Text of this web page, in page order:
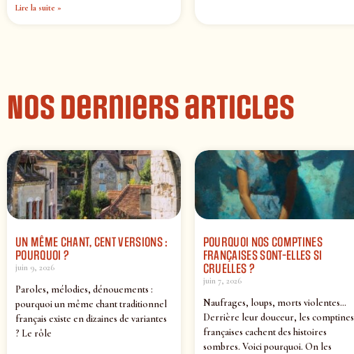
Lire la suite »
Nos derniers articles
UN MÊME CHANT, CENT VERSIONS :
POURQUOI ?
juin 9, 2026
Paroles, mélodies, dénouements :
pourquoi un même chant traditionnel
français existe en dizaines de variantes
? Le rôle
POURQUOI NOS COMPTINES
FRANÇAISES SONT-ELLES SI
CRUELLES ?
juin 7, 2026
Naufrages, loups, morts violentes…
Derrière leur douceur, les comptines
françaises cachent des histoires
sombres. Voici pourquoi. On les